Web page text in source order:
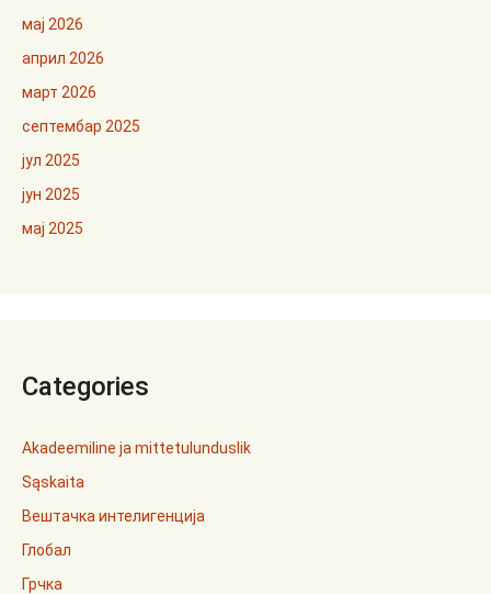
мај 2026
април 2026
март 2026
септембар 2025
јул 2025
јун 2025
мај 2025
Categories
Akadeemiline ja mittetulunduslik
Sąskaita
Вештачка интелигенција
Глобал
Грчка